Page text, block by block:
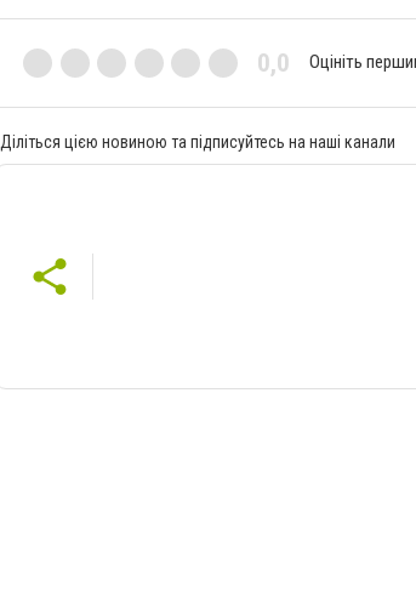
0,0 Оцініть
Діліться цією новиною та підписуйтесь на наші канали